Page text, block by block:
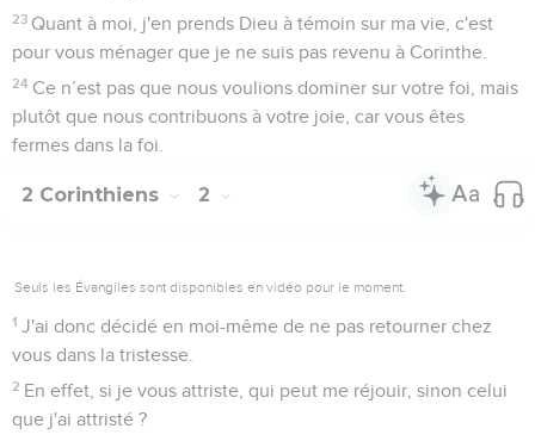
23 Quant à moi, j'en prends Dieu à témoin sur ma vie, c'est
pour vous ménager que je ne suis pas revenu à Corinthe.
24 Ce n’est pas que nous voulions dominer sur votre foi, mais
plutôt que nous contribuons à votre joie, car vous êtes
fermes dans la foi.
2 Corinthiens 2
Seuls les Évangiles sont disponibles en vidéo pour le moment.
1 J'ai donc décidé en moi-même de ne pas retourner chez
vous dans la tristesse.
2 En effet, si je vous attriste, qui peut me réjouir, sinon celui
que j'ai attristé ?